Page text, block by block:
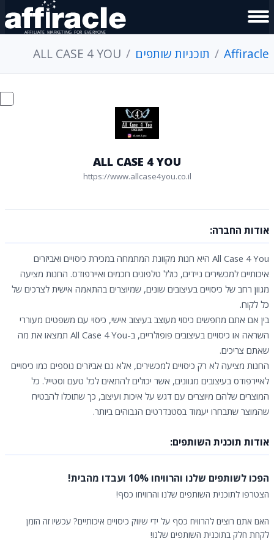
Affiracle תוכניות שותפים ALL CASE 4 YOU
ALL CASE 4 YOU
https://www.allcase4you.co.il
אודות החברה:
All Case 4 You היא חנות מקוונת המתמחה במכירת כיסויים ואביזרים
איכותיים למכשירים ניידים, כולל טלפונים חכמים ואיירפודס. החנות מציעה
מגוון רחב של כיסויים בעיצובים שונים, שמיוצרים בהתאמה אישית לצרכים של
כל לקוח.
בין אם אתם מחפשים כיסוי מעוצב בעיצוב אישי, כיסוי עם משפטים מעוררי
השראה או כיסויים בעיצובים פופולריים, ב-All Case 4 You תמצאו את מה
שאתם צריכים.
החנות מציעה לא רק כיסויים למכשירים, אלא גם אביזרים נוספים כמו כיסויים
לאיירפודס בעיצובים מגוונים, אשר יכולים להתאים לכל טעם וסטייל. כל
המוצרים שלהם מיוצרים עם דגש על איכות ועיצוב, כך שתוכלו להבטיח
שהמוצר שתבחרו יעמוד בסטנדרטים הגבוהים ביותר.
אודות תוכנית השותפים:
הפכו לשותפים שלנו והרוויחו 10% ועבדו מהבית!
הצטרפו לתוכנית השותפים שלנו והרוויחו כסף!
האם אתם רוצים להרוויח כסף על ידי שיווק כיסויים איכותיים? עכשיו זה הזמן
לקחת חלק בתוכנית השותפים שלנו!